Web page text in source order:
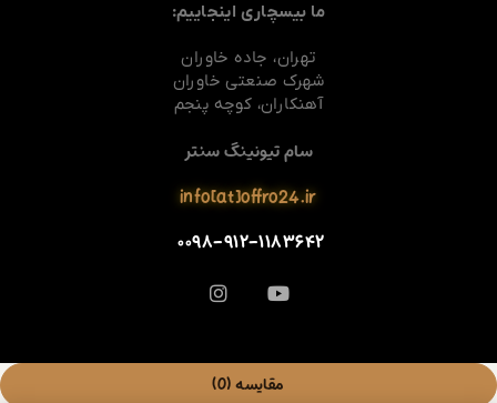
ما بیسچاری اینجاییم:
تهران، جاده خاوران
شهرک صنعتی خاوران
آهنکاران، کوچه پنجم
سام تیونینگ سنتر
info[at]offro24.ir
۰۰۹۸-۹۱۲-۱۱۸۳۶۴۲
مقایسه(0)